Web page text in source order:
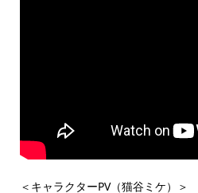
＜キャラクターPV（猫谷ミケ）＞